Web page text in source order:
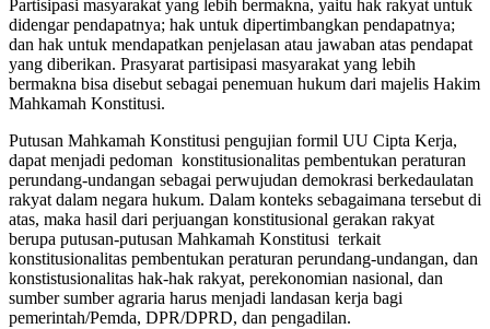
Partisipasi masyarakat yang lebih bermakna, yaitu hak rakyat untuk
didengar pendapatnya; hak untuk dipertimbangkan pendapatnya;
dan hak untuk mendapatkan penjelasan atau jawaban atas pendapat
yang diberikan. Prasyarat partisipasi masyarakat yang lebih
bermakna bisa disebut sebagai penemuan hukum dari majelis Hakim
Mahkamah Konstitusi.
Putusan Mahkamah Konstitusi pengujian formil UU Cipta Kerja,
dapat menjadi pedoman konstitusionalitas pembentukan peraturan
perundang-undangan sebagai perwujudan demokrasi berkedaulatan
rakyat dalam negara hukum. Dalam konteks sebagaimana tersebut di
atas, maka hasil dari perjuangan konstitusional gerakan rakyat
berupa putusan-putusan Mahkamah Konstitusi terkait
konstitusionalitas pembentukan peraturan perundang-undangan, dan
konstistusionalitas hak-hak rakyat, perekonomian nasional, dan
sumber sumber agraria harus menjadi landasan kerja bagi
pemerintah/Pemda, DPR/DPRD, dan pengadilan.